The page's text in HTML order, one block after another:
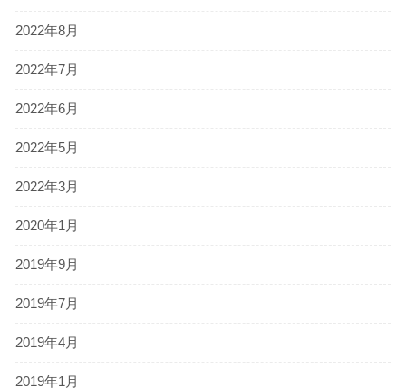
2022年8月
2022年7月
2022年6月
2022年5月
2022年3月
2020年1月
2019年9月
2019年7月
2019年4月
2019年1月